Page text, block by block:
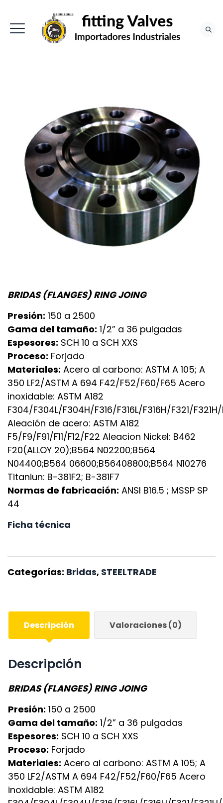
BRIDAS (FLANGES) RING JOING
Presión: 150 a 2500
Gama del tamaño: 1/2” a 36 pulgadas
Espesores: SCH 10 a SCH XXS
Proceso: Forjado
Materiales: Acero al carbono: ASTM A 105; A
350 LF2/ASTM A 694 F42/F52/F60/F65 Acero
inoxidable: ASTM A182
F304/F304L/F304H/F316/F316L/F316H/F321/
Aleación de acero: ASTM A182
F5/F9/F91/F11/F12/F22 Aleacion Nickel: B462
F20(ALLOY 20);B564 N02200;B564
N04400;B564 06600;B56408800;B564 N10276
Titaniun: B-381F2; B-381F7
Normas de fabricación: ANSI B16.5 ; MSSP SP
44
Ficha técnica
Categorías: Bridas, STEELTRADE
Descripción Valoraciones (0)
Descripción
BRIDAS (FLANGES) RING JOING
Presión: 150 a 2500
Gama del tamaño: 1/2” a 36 pulgadas
Espesores: SCH 10 a SCH XXS
Proceso: Forjado
Materiales: Acero al carbono: ASTM A 105; A
350 LF2/ASTM A 694 F42/F52/F60/F65 Acero
inoxidable: ASTM A182